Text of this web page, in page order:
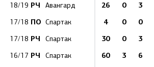
18/19 РЧ Авангард 26 0 3
17/18 ПО Спартак 4 0 0
17/18 РЧ Спартак 30 0 3
16/17 РЧ Спартак 60 3 6